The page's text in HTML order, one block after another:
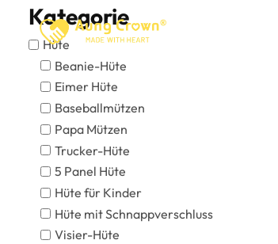
Inhalt
springen
Kategorie
Hüte
Beanie-Hüte
Eimer Hüte
Baseballmützen
Papa Mützen
Trucker-Hüte
5 Panel Hüte
Hüte für Kinder
Hüte mit Schnappverschluss
Visier-Hüte